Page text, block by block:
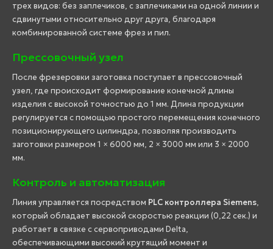
трех видов: без заплечиков, с заплечиками на одной линии и
сдвинутыми относительно друг друга, благодаря
комбинированной системе фрез и пил.
Прессовочный узел
После фрезеровки заготовка поступает в прессовочный
узел, где происходит формирование конечной длины
изделия с высокой точностью до 1 мм. Длина продукции
регулируется с помощью простого перемещения конечного
позиционирующего цилиндра, позволяя производить
заготовки размером 1 × 6000 мм, 2 × 3000 мм или 3 × 2000
мм.
Контроль и автоматизация
Линия управляется посредством PLC контроллера Siemens,
который обладает высокой скоростью реакции (0,22 сек.) и
работает в связке с сервоприводами Delta,
обеспечивающими высокий крутящий момент и